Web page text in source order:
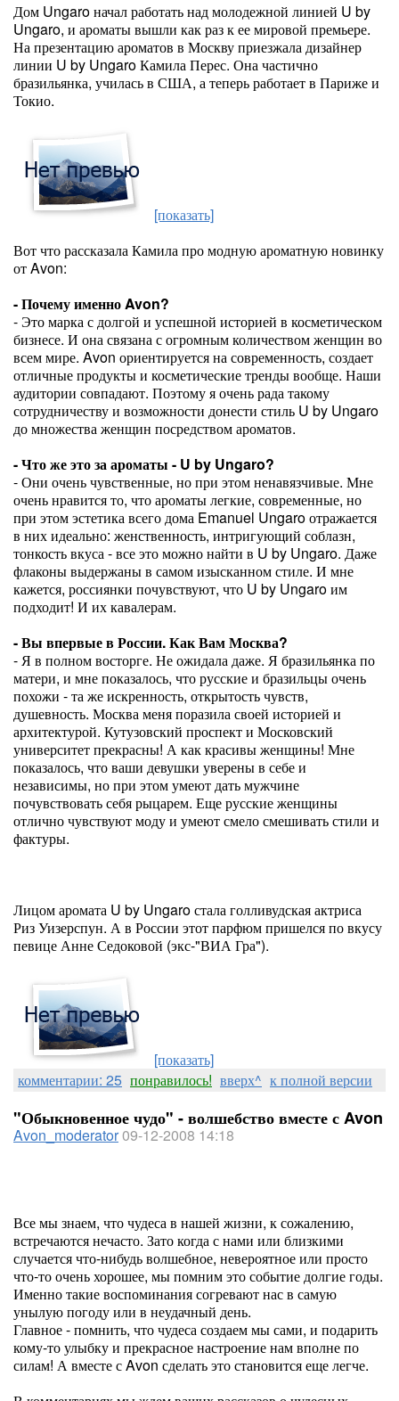
Дом Ungaro начал работать над молодежной линией U by
Ungaro, и ароматы вышли как раз к ее мировой премьере.
На презентацию ароматов в Москву приезжала дизайнер
линии U by Ungaro Камила Перес. Она частично
бразильянка, училась в США, а теперь работает в Париже и
Токио.
[показать]
Вот что рассказала Камила про модную ароматную новинку
от Avon:
- Почему именно Avon?
- Это марка с долгой и успешной историей в косметическом
бизнесе. И она связана с огромным количеством женщин во
всем мире. Avon ориентируется на современность, создает
отличные продукты и косметические тренды вообще. Наши
аудитории совпадают. Поэтому я очень рада такому
сотрудничеству и возможности донести стиль U by Ungaro
до множества женщин посредством ароматов.
- Что же это за ароматы - U by Ungaro?
- Они очень чувственные, но при этом ненавязчивые. Мне
очень нравится то, что ароматы легкие, современные, но
при этом эстетика всего дома Emanuel Ungaro отражается
в них идеально: женственность, интригующий соблазн,
тонкость вкуса - все это можно найти в U by Ungaro. Даже
флаконы выдержаны в самом изысканном стиле. И мне
кажется, россиянки почувствуют, что U by Ungaro им
подходит! И их кавалерам.
- Вы впервые в России. Как Вам Москва?
- Я в полном восторге. Не ожидала даже. Я бразильянка по
матери, и мне показалось, что русские и бразильцы очень
похожи - та же искренность, открытость чувств,
душевность. Москва меня поразила своей историей и
архитектурой. Кутузовский проспект и Московский
университет прекрасны! А как красивы женщины! Мне
показалось, что ваши девушки уверены в себе и
независимы, но при этом умеют дать мужчине
почувствовать себя рыцарем. Еще русские женщины
отлично чувствуют моду и умеют смело смешивать стили и
фактуры.
Лицом аромата U by Ungaro стала голливудская актриса
Риз Уизерспун. А в России этот парфюм пришелся по вкусу
певице Анне Седоковой (экс-"ВИА Гра").
[показать]
комментарии: 25 понравилось! вверх^ к полной версии
"Обыкновенное чудо" - волшебство вместе с Avon
Avon_moderator09-12-2008 14:18
Все мы знаем, что чудеса в нашей жизни, к сожалению,
встречаются нечасто. Зато когда с нами или близкими
случается что-нибудь волшебное, невероятное или просто
что-то очень хорошее, мы помним это событие долгие годы.
Именно такие воспоминания согревают нас в самую
унылую погоду или в неудачный день.
Главное - помнить, что чудеса создаем мы сами, и подарить
кому-то улыбку и прекрасное настроение нам вполне по
силам! А вместе с Avon сделать это становится еще легче.